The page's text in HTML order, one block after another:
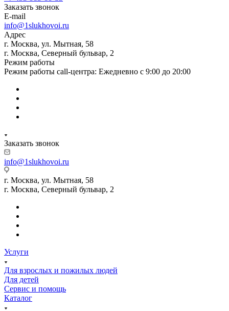
Заказать звонок
E-mail
info@1slukhovoi.ru
Адрес
г. Москва, ул. Мытная, 58
г. Москва, Северный бульвар, 2
Режим работы
Режим работы call-центра: Ежедневно с 9:00 до 20:00
Заказать звонок
info@1slukhovoi.ru
г. Москва, ул. Мытная, 58
г. Москва, Северный бульвар, 2
Услуги
Для взрослых и пожилых людей
Для детей
Сервис и помощь
Каталог